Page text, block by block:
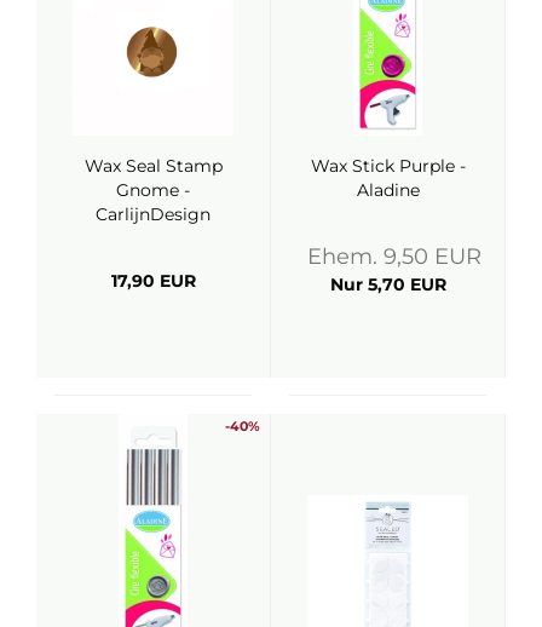
Wax Seal Stamp
Gnome -
CarlijnDesign
17,90 EUR
Wax Stick Purple -
Aladine
Ehem. 9,50 EUR
Nur 5,70 EUR
-40%